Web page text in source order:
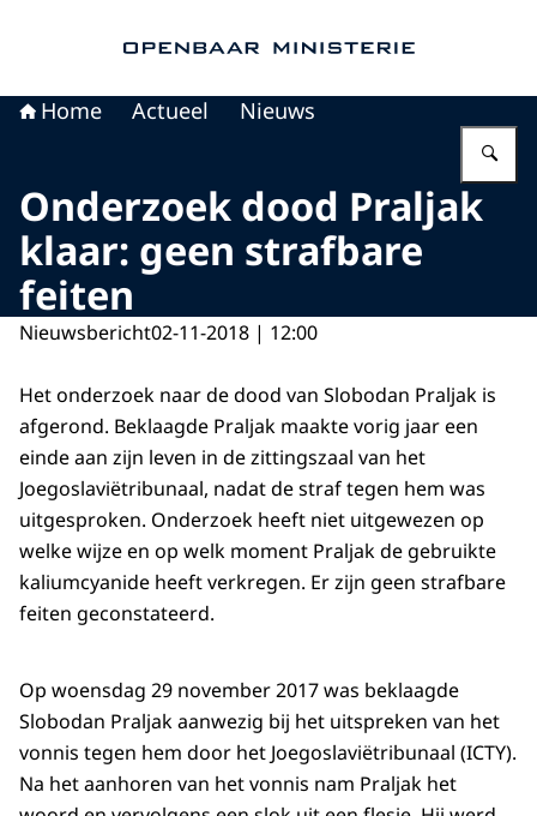
Home Actueel Nieuws
Onderzoek dood Praljak
klaar: geen strafbare
feiten
Nieuwsbericht02-11-2018 | 12:00
Het onderzoek naar de dood van Slobodan Praljak is
afgerond. Beklaagde Praljak maakte vorig jaar een
einde aan zijn leven in de zittingszaal van het
Joegoslaviëtribunaal, nadat de straf tegen hem was
uitgesproken. Onderzoek heeft niet uitgewezen op
welke wijze en op welk moment Praljak de gebruikte
kaliumcyanide heeft verkregen. Er zijn geen strafbare
feiten geconstateerd.
Op woensdag 29 november 2017 was beklaagde
Slobodan Praljak aanwezig bij het uitspreken van het
vonnis tegen hem door het Joegoslaviëtribunaal (ICTY).
Na het aanhoren van het vonnis nam Praljak het